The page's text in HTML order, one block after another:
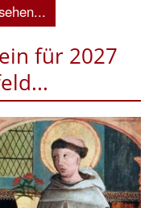
für 2027